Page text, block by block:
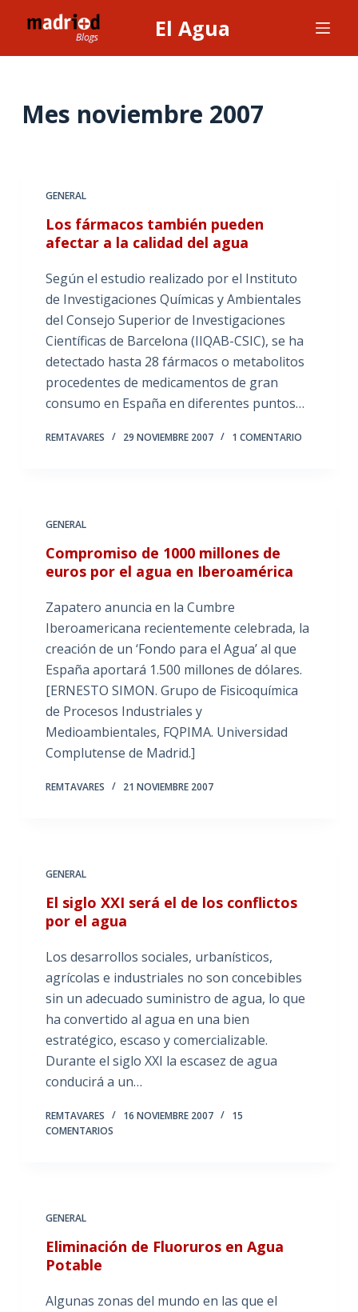
l
El Agua
Mes noviembre 2007
GENERAL
Los fármacos también pueden
afectar a la calidad del agua
Según el estudio realizado por el Instituto
de Investigaciones Químicas y Ambientales
del Consejo Superior de Investigaciones
Científicas de Barcelona (IIQAB-CSIC), se ha
detectado hasta 28 fármacos o metabolitos
procedentes de medicamentos de gran
consumo en España en diferentes puntos…
REMTAVARES 29 NOVIEMBRE 2007 1 COMENTARIO
GENERAL
Compromiso de 1000 millones de
euros por el agua en Iberoamérica
Zapatero anuncia en la Cumbre
Iberoamericana recientemente celebrada, la
creación de un ‘Fondo para el Agua’ al que
España aportará 1.500 millones de dólares.
[ERNESTO SIMON. Grupo de Fisicoquímica
de Procesos Industriales y
Medioambientales, FQPIMA. Universidad
Complutense de Madrid.]
REMTAVARES 21 NOVIEMBRE 2007
GENERAL
El siglo XXI será el de los conflictos
por el agua
Los desarrollos sociales, urbanísticos,
agrícolas e industriales no son concebibles
sin un adecuado suministro de agua, lo que
ha convertido al agua en una bien
estratégico, escaso y comercializable.
Durante el siglo XXI la escasez de agua
conducirá a un…
REMTAVARES 16 NOVIEMBRE 2007
15
COMENTARIOS
GENERAL
Eliminación de Fluoruros en Agua
Potable
Algunas zonas del mundo en las que el